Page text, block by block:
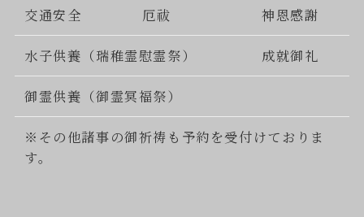
交通安全 厄祓 神恩感謝
水子供養（瑞稚霊慰霊祭） 成就御礼
御霊供養（御霊冥福祭）
※その他諸事の御祈祷も予約を受付けておりま
す。